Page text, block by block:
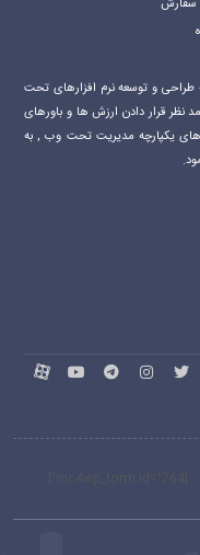
سفارش
خود را در زمینه طراحی و توسعه نرم افزارهای تحت
نظر قرار دادن ارزش ها و باورهای
یکپارچه مدیریت تحت وب , به